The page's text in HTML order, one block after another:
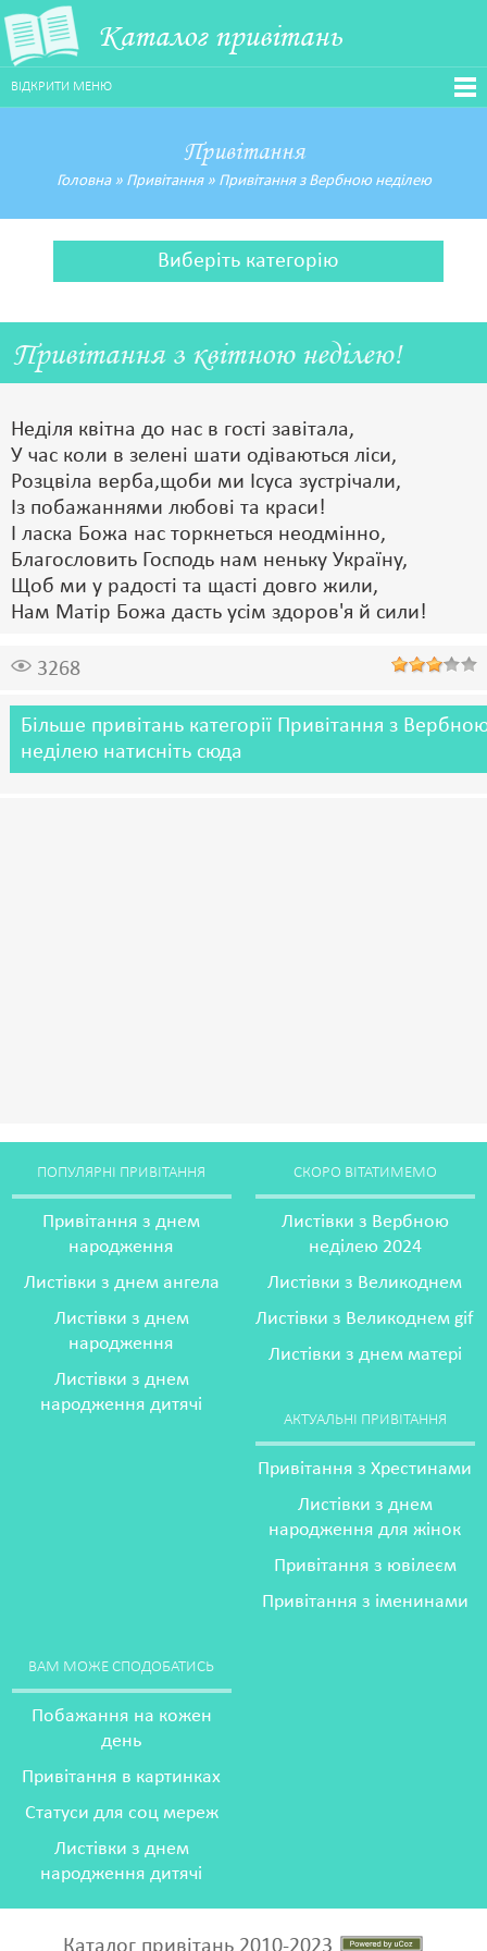
Каталог привітань
ВІДКРИТИ МЕНЮ
Привітання
Головна» Привітання» Привітання з Вербною неділею
Виберіть категорію
Привітання з квітною неділею!
Неділя квітна до нас в гості завітала,
У час коли в зелені шати одіваються ліси,
Розцвіла верба,щоби ми Ісуса зустрічали,
Із побажаннями любові та краси!
І ласка Божа нас торкнеться неодмінно,
Благословить Господь нам неньку Україну,
Щоб ми у радості та щасті довго жили,
Нам Матір Божа дасть усім здоров'я й сили!
3268
Більше привітань категорії Привітання з
неділею натисніть сюда
ПОПУЛЯРНІ ПРИВІТАННЯ
Привітання з днем
народження
Листівки з днем ангела
Листівки з днем
народження
Листівки з днем
народження дитячі
СКОРО ВІТАТИМЕМО
Листівки з Вербною
неділею 2024
Листівки з Великоднем
Листівки з Великоднем gif
Листівки з днем матері
АКТУАЛЬНІ ПРИВІТАННЯ
Привітання з Хрестинами
Листівки з днем
народження для жінок
Привітання з ювілеєм
Привітання з іменинами
ВАМ МОЖЕ СПОДОБАТИСЬ
Побажання на кожен
день
Привітання в картинках
Статуси для соц мереж
Листівки з днем
народження дитячі
Каталог привітань 2010-2023